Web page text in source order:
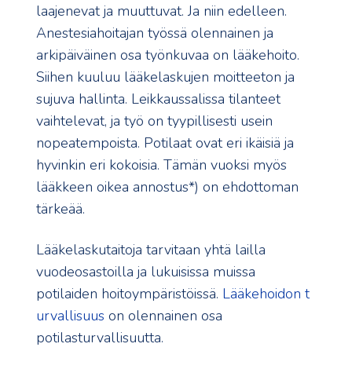
laajenevat ja muuttuvat. Ja niin edelleen.
Anestesiahoitajan työssä olennainen ja
arkipäiväinen osa työnkuvaa on lääkehoito.
Siihen kuuluu lääkelaskujen moitteeton ja
sujuva hallinta. Leikkaussalissa tilanteet
vaihtelevat, ja työ on tyypillisesti usein
nopeatempoista. Potilaat ovat eri ikäisiä ja
hyvinkin eri kokoisia. Tämän vuoksi myös
lääkkeen oikea annostus*) on ehdottoman
tärkeää.
Lääkelaskutaitoja tarvitaan yhtä lailla
vuodeosastoilla ja lukuisissa muissa
potilaiden hoitoympäristöissä. Lääkehoidon t
urvallisuus on olennainen osa
potilasturvallisuutta.